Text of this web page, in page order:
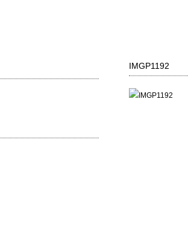
IMGP1192